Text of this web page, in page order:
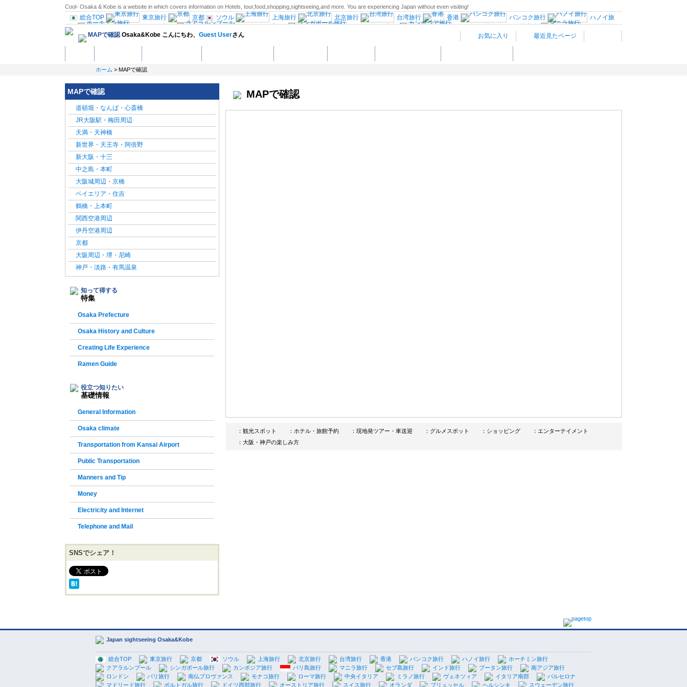
Cool- Osaka & Kobe is a website in which covers information on Hotels, tour,food,shopping,sightseeing,and more. You are experiencing Japan without even visiting!
総合TOP 東京旅行 京都 ソウル 上海旅行 北京旅行 台湾旅行 香港 バンコク旅行
ハノイ旅
行
ホーチミン旅行 クアラルンプール シンガポール旅行 カンボジア旅行 バリ島旅行
マニラ旅行
セブ島旅行
インド旅行 パリ旅行
モナコ旅行 ローマ旅行 ミラノ旅行
オランダ
スウェーデン旅行 ノルウェー旅行 プラハ
ポーランド旅行
エル旅行
ドバイ・アブダビ旅行
サンフランシスコ旅行
フロリダ旅行
メキシコ旅行
リオデジャネイロ旅行
古民家宿”Coolシリーズ”
MAPで確認Osaka&Kobe こんにちわ、 Guest Userさん お気に入り 最近見たページ
ホーム > MAPで確認
MAPで確認
：観光スポット ：ホテル・旅館予約 ：現地発ツアー・車送迎 ：グルメスポット ：ショッピング
：エンターテイメント
：大阪・神戸の楽しみ方
MAPで確認
道頓堀・なんば・心斎橋
JR大阪駅・梅田周辺
天満・天神橋
新世界・天王寺・阿倍野
新大阪・十三
中之島・本町
大阪城周辺・京橋
ベイエリア・住吉
鶴橋・上本町
関西空港周辺
伊丹空港周辺
京都
大阪周辺・堺・尼崎
神戸・淡路・有馬温泉
知って得する
特集
Osaka Prefecture
Osaka History and Culture
Creating Life Experience
Ramen Guide
役立つ知りたい
基礎情報
General Information
Osaka climate
Transportation from Kansai Airport
Public Transportation
Manners and Tip
Money
Electricity and Internet
Telephone and Mail
SNSでシェア！
Japan sightseeing Osaka&Kobe
総合TOP 東京旅行 京都 ソウル 上海旅行 北京旅行 台湾旅行 香港 バンコク旅行 ハノイ旅行
ホーチミン旅行
クアラルンプール
シンガポール旅行 カンボジア旅行 バリ島旅行 マニラ旅行 セブ島旅行 インド旅行 ブータン旅行
南アジア旅行
ロンドン
パリ旅行 南仏プロヴァンス モナコ旅行 ローマ旅行 中央イタリア ミラノ旅行 ヴェネツィア イタリア南部
バルセロナ
マドリード旅行
ポルトガル旅行 ドイツ西部旅行 オーストリア旅行 スイス旅行 オランダ ブリュッセル ヘルシンキ スウェーデン旅行